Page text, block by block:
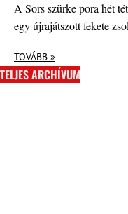
A Sors szürke pora hét
egy újrajátszott fekete
TOVÁBB »
TELJES ARCHÍVUM